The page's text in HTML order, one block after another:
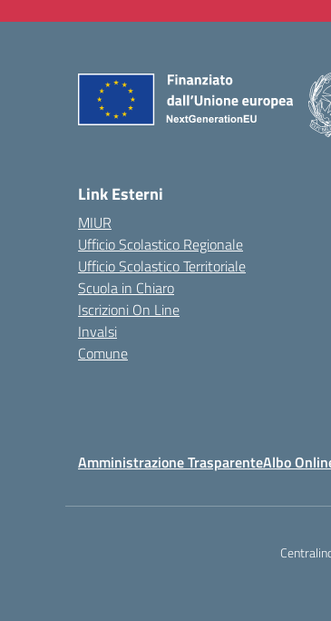
Link Esterni
MIUR
Ufficio Scolastico Regionale
Ufficio Scolastico Territoriale
Scuola in Chiaro
Iscrizioni On Line
Invalsi
Comune
Amministrazione TrasparenteAlbo